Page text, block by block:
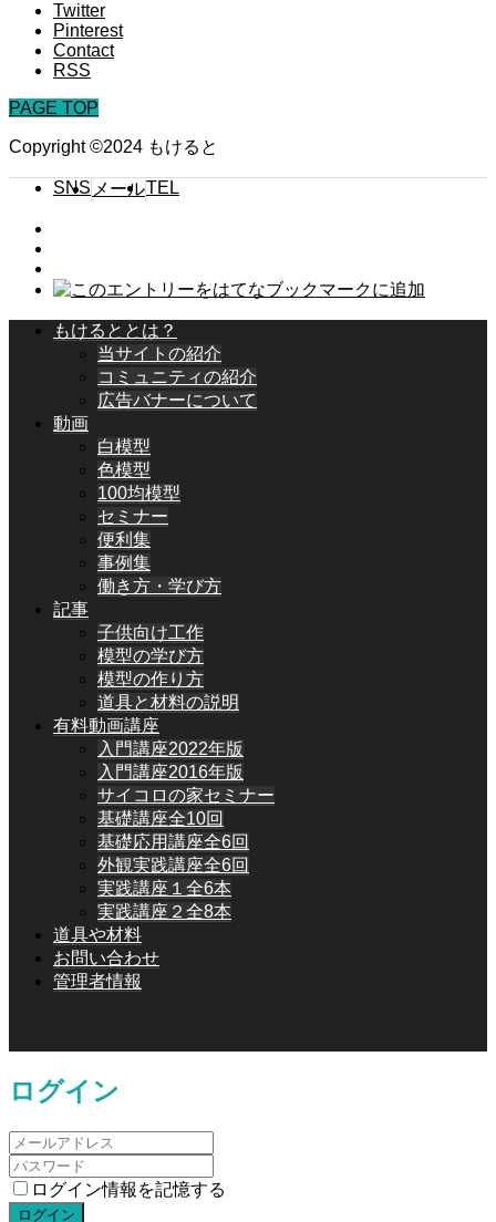
Twitter
Pinterest
Contact
RSS
PAGE TOP
Copyright ©2024 もけると
SNS メールTEL
もけるととは？
当サイトの紹介
コミュニティの紹介
広告バナーについて
動画
白模型
色模型
100均模型
セミナー
便利集
事例集
働き方・学び方
記事
子供向け工作
模型の学び方
模型の作り方
道具と材料の説明
有料動画講座
入門講座2022年版
入門講座2016年版
サイコロの家セミナー
基礎講座全10回
基礎応用講座全6回
外観実践講座全6回
実践講座１全6本
実践講座２全8本
道具や材料
お問い合わせ
管理者情報
ログイン
ログイン情報を記憶する